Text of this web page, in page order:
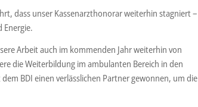
dass unser Kassenarzthonorar weiterhin stagniert –
Energie.
Arbeit auch im kommenden Jahr weiterhin von
die Weiterbildung im ambulanten Bereich in den
BDI einen verlässlichen Partner gewonnen, um die